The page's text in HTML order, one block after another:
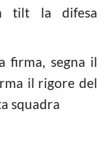
tilt la difesa
firma, segna il
il rigore del
squadra